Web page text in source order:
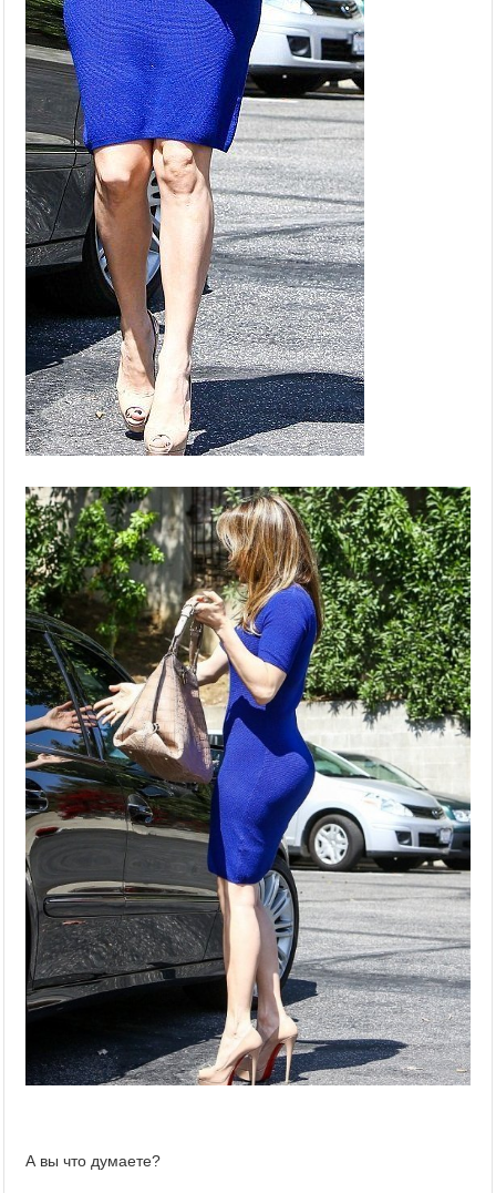
А вы что думаете?